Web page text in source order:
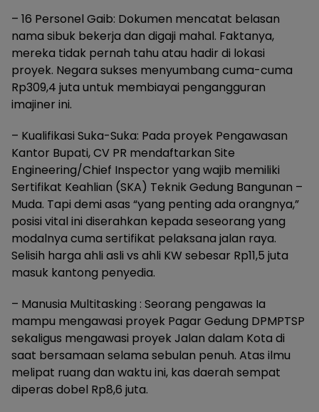
– 16 Personel Gaib: Dokumen mencatat belasan
nama sibuk bekerja dan digaji mahal. Faktanya,
mereka tidak pernah tahu atau hadir di lokasi
proyek. Negara sukses menyumbang cuma-cuma
Rp309,4 juta untuk membiayai pengangguran
imajiner ini.
– Kualifikasi Suka-Suka: Pada proyek Pengawasan
Kantor Bupati, CV PR mendaftarkan Site
Engineering/Chief Inspector yang wajib memiliki
Sertifikat Keahlian (SKA) Teknik Gedung Bangunan –
Muda. Tapi demi asas “yang penting ada orangnya,”
posisi vital ini diserahkan kepada seseorang yang
modalnya cuma sertifikat pelaksana jalan raya.
Selisih harga ahli asli vs ahli KW sebesar Rp11,5 juta
masuk kantong penyedia.
– Manusia Multitasking : Seorang pengawas Ia
mampu mengawasi proyek Pagar Gedung DPMPTSP
sekaligus mengawasi proyek Jalan dalam Kota di
saat bersamaan selama sebulan penuh. Atas ilmu
melipat ruang dan waktu ini, kas daerah sempat
diperas dobel Rp8,6 juta.